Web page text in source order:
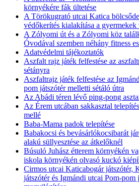
környékére fák ültetése
A Törökugrató utcai Katica
védőkerítés kialakítása a gyermekek
A Zólyomi út és a Zólyomi köz
Óvodával szemben néhány fitness
Adatvédelmi tájékoztatók
Aszfalt rajz játék felfestése az
sétányra
Aszfaltrajz játék felfestése az
pom játszótér melletti sétáló útra
Az Abádi téren lévő ping-pong
Az Érem utcában sakkasztal
mellé
Baba-Mama padok telepítése
Babakocsi és bevásárlókocsibarát
alakú süllyesztése az átkelőknél
Búsuló Juhász étterem környékén
iskola környékén olvasó kuckó
Cirmos utcai Katicabogár játszótér,
játszótér és Igmándi utcai Pom-pom